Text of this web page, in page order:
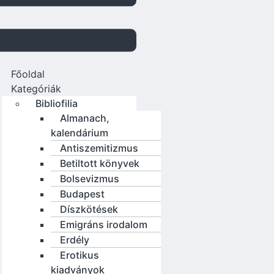
Főoldal
Kategóriák
Bibliofilia
Almanach,
kalendárium
Antiszemitizmus
Betiltott könyvek
Bolsevizmus
Budapest
Díszkötések
Emigráns irodalom
Erdély
Erotikus
kiadványok